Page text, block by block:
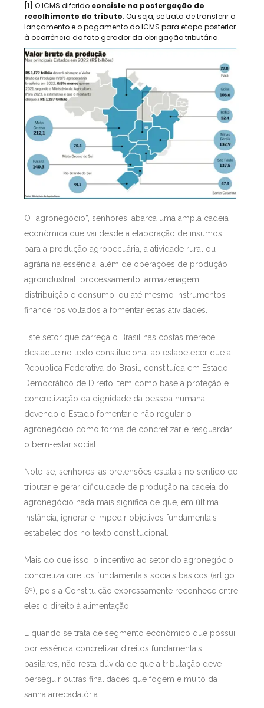
[1] O ICMS diferido consiste na postergação do
recolhimento do tributo. Ou seja, se trata de transferir o
lançamento e o pagamento do ICMS para etapa posterior
à ocorrência do fato gerador da obrigação tributária.
O “agronegócio”, senhores, abarca uma ampla cadeia
econômica que vai desde a elaboração de insumos
para a produção agropecuária, a atividade rural ou
agrária na essência, além de operações de produção
agroindustrial, processamento, armazenagem,
distribuição e consumo, ou até mesmo instrumentos
financeiros voltados a fomentar estas atividades.
Este setor que carrega o Brasil nas costas merece
destaque no texto constitucional ao estabelecer que a
República Federativa do Brasil, constituída em Estado
Democrático de Direito, tem como base a proteção e
concretização da dignidade da pessoa humana
devendo o Estado fomentar e não regular o
agronegócio como forma de concretizar e resguardar
o bem-estar social.
Note-se, senhores, as pretensões estatais no sentido de
tributar e gerar dificuldade de produção na cadeia do
agronegócio nada mais significa de que, em última
instância, ignorar e impedir objetivos fundamentais
estabelecidos no texto constitucional.
Mais do que isso, o incentivo ao setor do agronegócio
concretiza direitos fundamentais sociais básicos (artigo
6º), pois a Constituição expressamente reconhece entre
eles o direito à alimentação.
E quando se trata de segmento econômico que possui
por essência concretizar direitos fundamentais
basilares, não resta dúvida de que a tributação deve
perseguir outras finalidades que fogem e muito da
sanha arrecadatória.